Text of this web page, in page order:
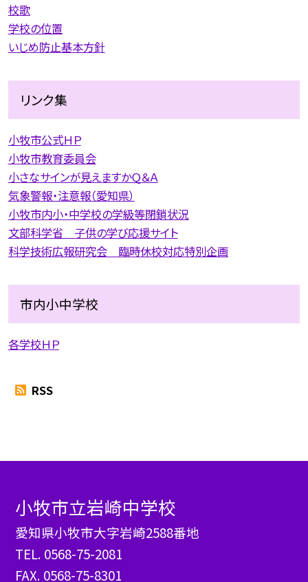
校歌
学校の位置
いじめ防止基本方針
リンク集
小牧市公式ＨＰ
小牧市教育委員会
小さなサインが見えますかＱ＆Ａ
気象警報・注意報（愛知県）
小牧市内小・中学校の学級等閉鎖状況
文部科学省 子供の学び応援サイト
科学技術広報研究会 臨時休校対応特別企画
市内小中学校
各学校ＨＰ
RSS
小牧市立岩崎中学校
愛知県小牧市大字岩崎2588番地
TEL. 0568-75-2081
FAX. 0568-75-8301